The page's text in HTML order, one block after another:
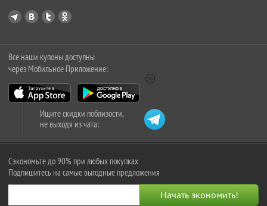
Все наши купоны доступны
через Мобильное Приложение:
Ищите скидки поблизости,
не выходя из чата:
Сэкономьте до 90% при любых покупках
Подпишитесь на самые выгодные предложения